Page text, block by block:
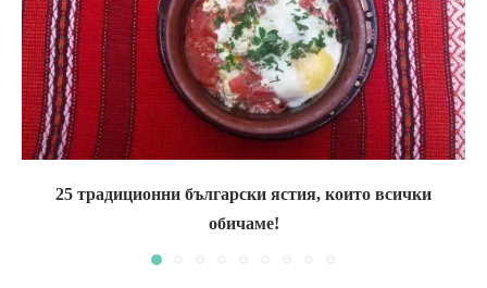
25 традиционни български ястия, които всички
обичаме!